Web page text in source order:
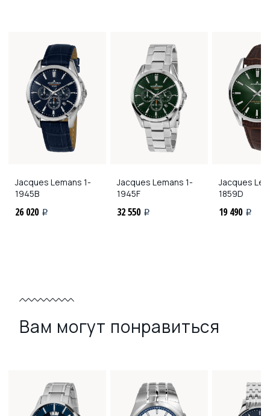
Jacques Lemans 1-
1945B
26 020 i
Jacques Lemans 1-
1945F
32 550 i
Jacques
1859D
19 490 i
Вам могут понравиться